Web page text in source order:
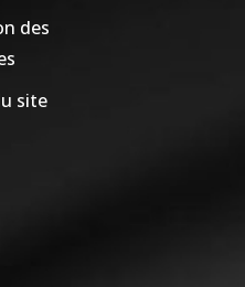
des
site